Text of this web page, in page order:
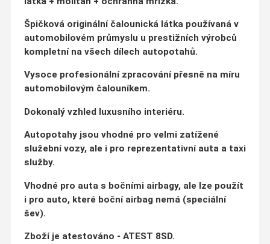
Špičková originální čalounická látka používaná v
automobilovém průmyslu u prestižních výrobců
kompletní na všech dílech autopotahů.
Vysoce profesionální zpracování přesně na míru
automobilovým čalouníkem.
Dokonalý vzhled luxusního interiéru.
Autopotahy jsou vhodné pro velmi zatížené
služební vozy, ale i pro reprezentativní auta a taxi
služby.
Vhodné pro auta s bočními airbagy, ale lze použít
i pro auto, které boční airbag nemá (speciální
šev).
Zboží je atestováno - ATEST 8SD.